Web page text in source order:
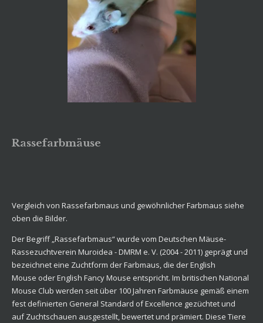
Rassefarbmäuse
Vergleich von Rassefarbmaus und gewöhnlicher Farbmaus siehe
oben die Bilder.
Der Begriff „Rassefarbmaus“ wurde vom Deutschen Mäuse-
Rassezuchtverein Muroidea - DMRM e. V. (2004 - 2011) geprägt und
bezeichnet eine Zuchtform der Farbmaus, die der English
Mouse oderEnglish Fancy Mouse entspricht. Im britischen National
Mouse Club werden seit über 100 Jahren Farbmäuse gemäß einem
fest definierten General Standard of Excellence gezüchtet und
auf Zuchtschauen ausgestellt, bewertet und prämiert. Diese Tiere